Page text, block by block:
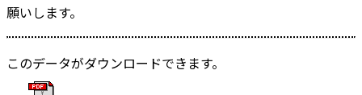
願いします。
このデータがダウンロードできます。